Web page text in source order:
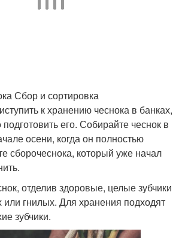
Сбор и сортировка
к хранению чеснока в банках,
его. Собирайте чеснок в
осени, когда он полностью
сборочеснока, который уже начал
отделив здоровые, целые зубчики
гнилых. Для хранения подходят
зубчики.